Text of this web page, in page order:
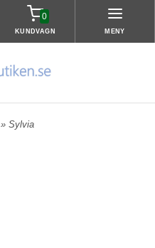
0
KUNDVAGN MENY
» Sylvia